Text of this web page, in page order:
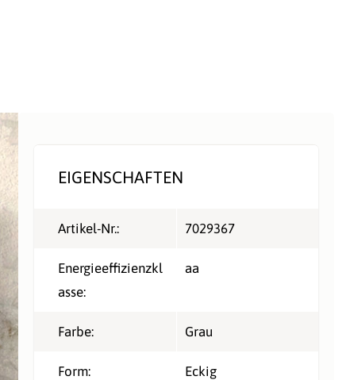
EIGENSCHAFTEN
Artikel-Nr.: 7029367
Energieeffizienzkl
asse:
aa
Farbe: Grau
Form: Eckig